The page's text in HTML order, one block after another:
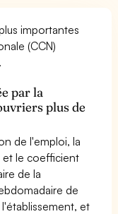
importantes
(CCN)
par la
plus de
de l'emploi, la
le coefficient
de la
de
et